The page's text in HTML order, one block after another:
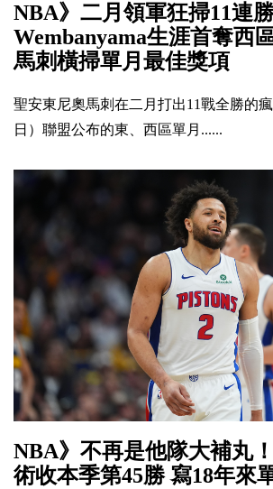
NBA》二月領軍狂掃11連勝
Wembanyama生涯首奪西
馬刺橫掃單月最佳獎項
聖安東尼奧馬刺在二月打出11戰全勝的
日）聯盟公布的東、西區單月......
NBA》不再是他隊大補丸
術收本季第45勝 寫18年來